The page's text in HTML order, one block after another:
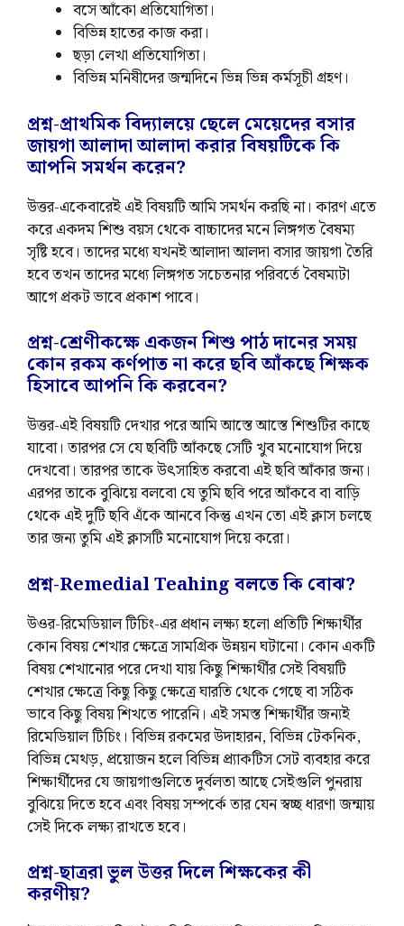
বসে আঁকো প্রতিযোগিতা।
বিভিন্ন হাতের কাজ করা।
ছড়া লেখা প্রতিযোগিতা।
বিভিন্ন মনিষীদের জন্মদিনে ভিন্ন ভিন্ন কর্মসূচী গ্রহণ।
প্রশ্ন-প্রাথমিক বিদ্যালয়ে ছেলে মেয়েদের বসার
জায়গা আলাদা আলাদা করার বিষয়টিকে কি
আপনি সমর্থন করেন?
উত্তর-একেবারেই এই বিষয়টি আমি সমর্থন করছি না। কারণ এতে
করে একদম শিশু বয়স থেকে বাচ্চাদের মনে লিঙ্গগত বৈষম্য
সৃষ্টি হবে। তাদের মধ্যে যখনই আলাদা আলদা বসার জায়গা তৈরি
হবে তখন তাদের মধ্যে লিঙ্গগত সচেতনার পরিবর্তে বৈষম্যটা
আগে প্রকট ভাবে প্রকাশ পাবে।
প্রশ্ন-শ্রেণীকক্ষে একজন শিশু পাঠ দানের সময়
কোন রকম কর্ণপাত না করে ছবি আঁকছে শিক্ষক
হিসাবে আপনি কি করবেন?
উত্তর-এই বিষয়টি দেখার পরে আমি আস্তে আস্তে শিশুটির কাছে
যাবো। তারপর সে যে ছবিটি আঁকছে সেটি খুব মনোযোগ দিয়ে
দেখবো। তারপর তাকে উৎসাহিত করবো এই ছবি আঁকার জন্য।
এরপর তাকে বুঝিয়ে বলবো যে তুমি ছবি পরে আঁকবে বা বাড়ি
থেকে এই দুটি ছবি এঁকে আনবে কিন্তু এখন তো এই ক্লাস চলছে
তার জন্য তুমি এই ক্লাসটি মনোযোগ দিয়ে করো।
প্রশ্ন-Remedial Teahing বলতে কি বোঝ?
উওর-রিমেডিয়াল টিচিং-এর প্রধান লক্ষ্য হলো প্রতিটি শিক্ষার্থীর
কোন বিষয় শেখার ক্ষেত্রে সামগ্রিক উন্নয়ন ঘটানো। কোন একটি
বিষয় শেখানোর পরে দেখা যায় কিছু শিক্ষার্থীর সেই বিষয়টি
শেখার ক্ষেত্রে কিছু কিছু ক্ষেত্রে ঘারতি থেকে গেছে বা সঠিক
ভাবে কিছু বিষয় শিখতে পারেনি। এই সমস্ত শিক্ষার্থীর জন্যই
রিমেডিয়াল টিচিং। বিভিন্ন রকমের উদাহারন, বিভিন্ন টেকনিক,
বিভিন্ন মেথড়, প্রয়োজন হলে বিভিন্ন প্র্যাকটিস সেট ব্যবহার করে
শিক্ষার্থীদের যে জায়গাগুলিতে দুর্বলতা আছে সেইগুলি পুনরায়
বুঝিয়ে দিতে হবে এবং বিষয় সম্পর্কে তার যেন স্বচ্ছ ধারণা জন্মায়
সেই দিকে লক্ষ্য রাখতে হবে।
প্রশ্ন-ছাত্ররা ভুল উত্তর দিলে শিক্ষকের কী
করণীয়?